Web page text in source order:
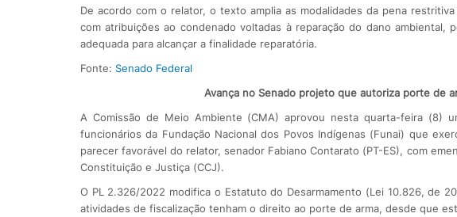
De acordo com o relator, o texto amplia as modalidades da pena
com atribuições ao condenado voltadas à reparação do dano ambiental,
adequada para alcançar a finalidade reparatória.
Fonte: Senado Federal
Avança no Senado projeto que autoriza porte de
A Comissão de Meio Ambiente (CMA) aprovou nesta quarta-feira (8)
funcionários da Fundação Nacional dos Povos Indígenas (Funai) que
parecer favorável do relator, senador Fabiano Contarato (PT-ES), com
Constituição e Justiça (CCJ).
O PL 2.326/2022 modifica o Estatuto do Desarmamento (Lei 10.826, de
atividades de fiscalização tenham o direito ao porte de arma, desde que